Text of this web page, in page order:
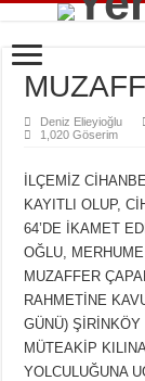
Deniz Elieyioğlu
1,020 Göserim
İLÇEMİZ
KAYITLI OLUP,
64’DE İKAMET
OĞLU,
MUZAFFER
RAHMETİNE
GÜNÜ)
MÜTEAKİP
YOLCULUĞUNA